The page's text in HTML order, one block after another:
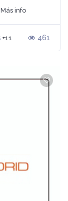
Más info
+11 461